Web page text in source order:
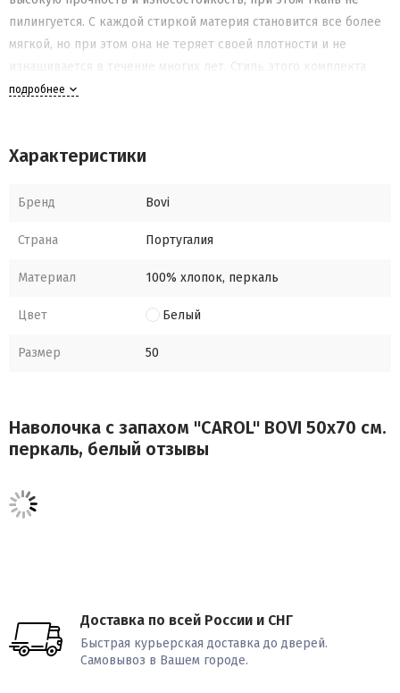
пилингуется. С каждой стиркой материя становится все более
мягкой, но при этом она не теряет своей плотности и не
изнашивается в течение многих лет. Стиль этого комплекта
белья можно назвать "ГОРОДСКАЯ КЛАССИКА": наволочки и
подробнее
Характеристики
Бренд Bovi
Страна Португалия
Материал 100% хлопок, перкаль
Цвет Белый
Размер 50
Наволочка с запахом "CAROL" BOVI 50х70 см.
перкаль, белый отзывы
Доставка по всей России и СНГ
Быстрая курьерская доставка до дверей.
Самовывоз в Вашем городе.